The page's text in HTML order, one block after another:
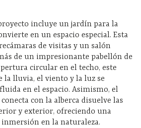
incluye un jardín para la
en un espacio especial. Esta
de visitas y un salón
de un impresionante pabellón de
circular en el techo, este
la lluvia, el viento y la luz se
en el espacio. Asimismo, el
con la alberca disuelve las
y exterior, ofreciendo una
en la naturaleza.